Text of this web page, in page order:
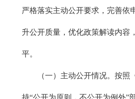
严格落实主动公开要求，完善依
升公开质量，优化政策解读内容
平。
（一）主动公开情况。按照
持“公开为原则，不公开为例外”